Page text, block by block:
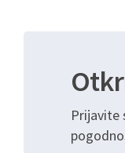
Prijavite